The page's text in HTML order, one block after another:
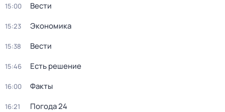
15:00 Вести
15:23 Экономика
15:38 Вести
15:46 Есть решение
16:00 Факты
16:21 Погода 24